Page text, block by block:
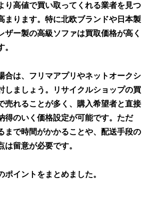
り高値で買い取ってくれる業者を見つ
ります。 特に北欧ブランドや日本製
ザー製の高級ソファは買取価格が高く
。
合は、フリマアプリやネットオークシ
しましょう。リサイクルショップの買
売れることが多く、購入希望者と直接
得のいく価格設定が可能です。ただ
まで時間がかかることや、配送手段の
留意が必要です。
イントをまとめました。